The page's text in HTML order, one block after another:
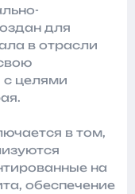
для
в отрасли
с целями
в том,
на
обеспечение